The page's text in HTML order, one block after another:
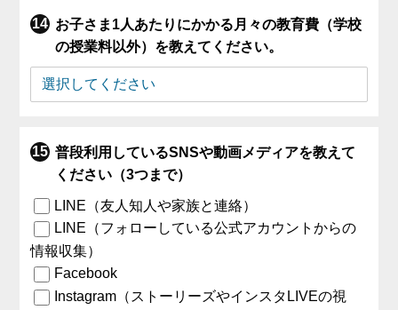
お子さま1人あたりにかかる月々の教育費（学校
の授業料以外）を教えてください。
普段利用しているSNSや動画メディアを教えて
ください（3つまで）
LINE（友人知人や家族と連絡）
LINE（フォローしている公式アカウントからの
情報収集）
Facebook
Instagram（ストーリーズやインスタLIVEの視